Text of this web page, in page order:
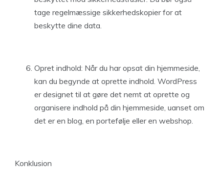
tage regelmæssige sikkerhedskopier for at
beskytte dine data.
Opret indhold: Når du har opsat din hjemmeside,
kan du begynde at oprette indhold. WordPress
er designet til at gøre det nemt at oprette og
organisere indhold på din hjemmeside, uanset om
det er en blog, en portefølje eller en webshop.
Konklusion